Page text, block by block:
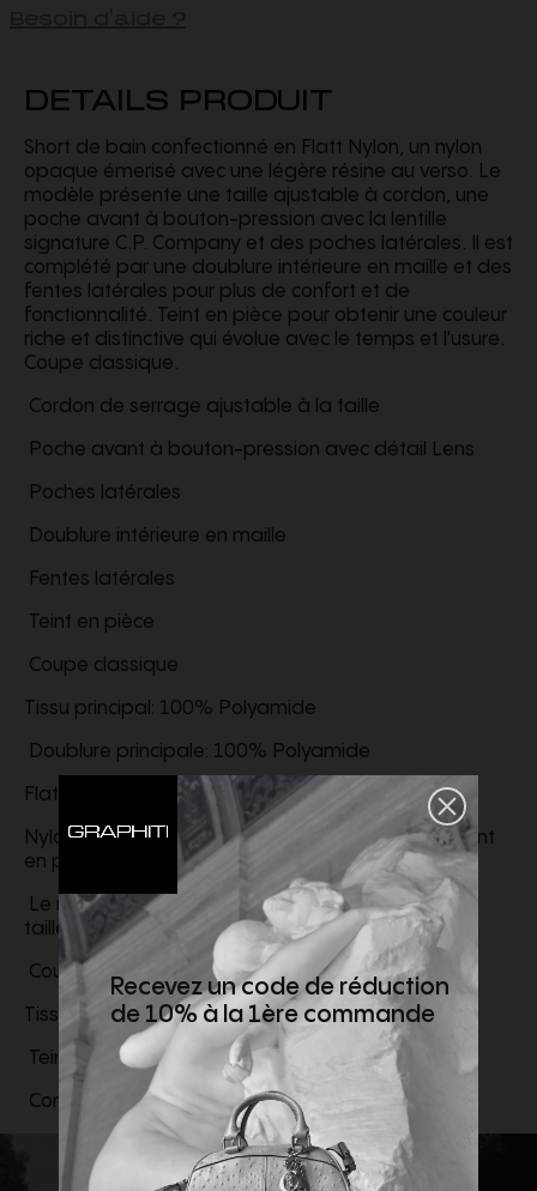
DETAILS PRODUIT
Short de bain confectionné en Flatt Nylon, un nylon
opaque émerisé avec une légère résine au verso. Le
modèle présente une taille ajustable à cordon, une
poche avant à bouton-pression avec la lentille
signature C.P. Company et des poches latérales. Il est
complété par une doublure intérieure en maille et des
fentes latérales pour plus de confort et de
fonctionnalité. Teint en pièce pour obtenir une couleur
riche et distinctive qui évolue avec le temps et l'usure.
Coupe classique.
Cordon de serrage ajustable à la taille
Poche avant à bouton-pression avec détail Lens
Poches latérales
Doublure intérieure en maille
Fentes latérales
Teint en pièce
Coupe classique
Tissu principal: 100% Polyamide
Doublure principale: 100% Polyamide
Flatt Nylon
Nylon opaque émerisé avec résine sur l'envers. Teint
en pièce, traité anti-goutte.
Le mannequin mesure 1,86 m (6'1") et porte une
taille 48
Coupe : Normale
Tissage: Corée
Teinture: Italie
Confection: Bulgarie
Recevez un code de réduction
de 10% à la 1ère commande